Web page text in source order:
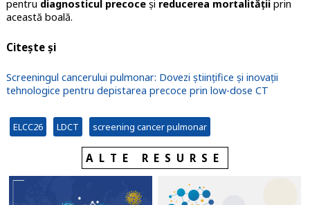
pentru diagnosticul precoceși reducerea mortalitățiiprin
această boală.
Citește și
Screeningul cancerului pulmonar: Dovezi științifice și inovații
tehnologice pentru depistarea precoce prin low-dose CT
ELCC26 LDCT screening cancer pulmonar
ALTE RESURSE